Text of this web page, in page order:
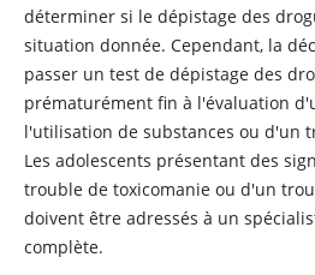
déterminer si le dépistage des
situation donnée. Cependant, la
passer un test de dépistage des
prématurément fin à l'évaluation
l'utilisation de substances ou d'un
Les adolescents présentant des
trouble de toxicomanie ou d'un
doivent être adressés à un
complète.